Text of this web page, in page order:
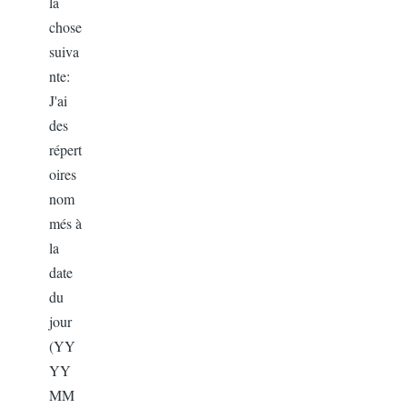
chose
suiva
nte:
J'ai
des
répert
oires
nom
més à
la
date
du
jour
(YY
YY
MM